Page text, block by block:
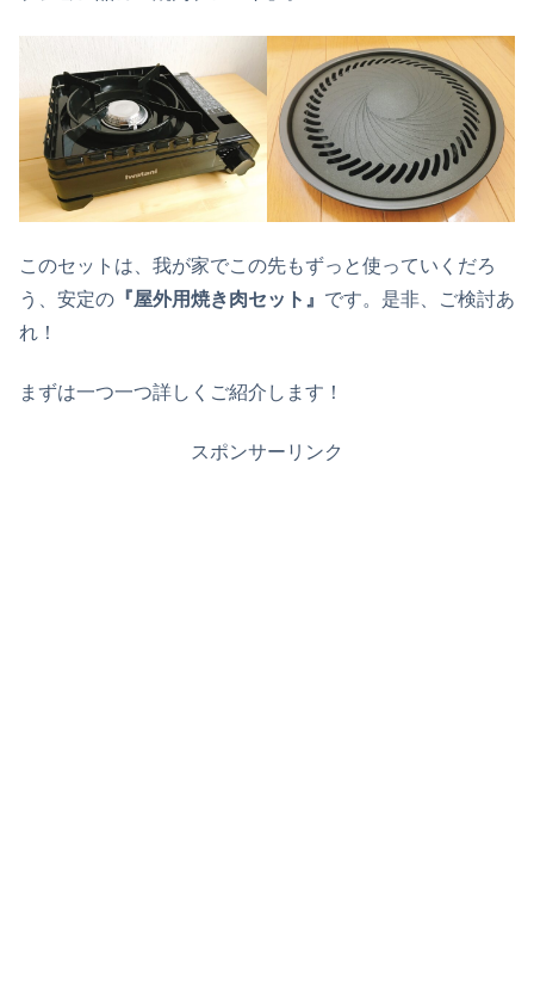
このセットは、我が家でこの先もずっと使っていくだろ
う、安定の 『屋外用焼き肉セット』 です。是非、ご検討あ
れ！
まずは一つ一つ詳しくご紹介します！
スポンサーリンク